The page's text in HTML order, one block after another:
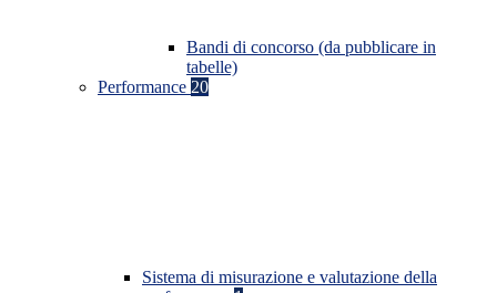
Bandi di concorso (da pubblicare in
tabelle)
Performance 20
Sistema di misurazione e valutazione della